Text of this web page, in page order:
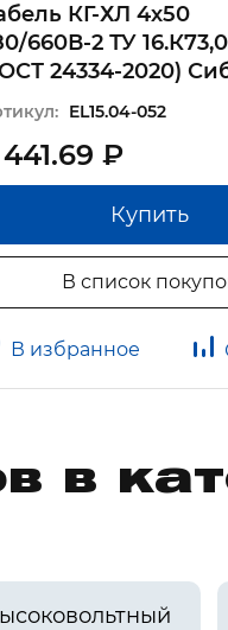
КГ-ХЛ 4х50
660В-2 ТУ
24334-2020)
EL15.04-052
₽
Купить
В список
В избранное
в